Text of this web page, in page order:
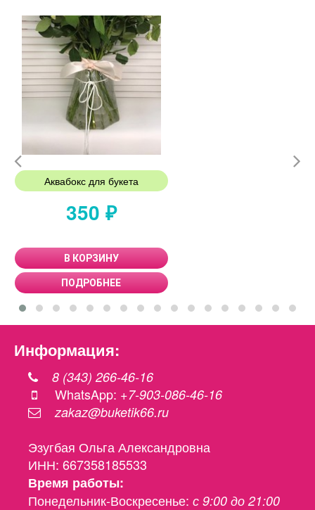
Аквабокс для букета
350 ₽
В КОРЗИНУ
ПОДРОБНЕЕ
Информация:
8 (343) 266-46-16
WhatsApp: +7-903-086-46-16
zakaz@buketik66.ru
Эзугбая Ольга Александровна
ИНН: 667358185533
Время работы:
Понедельник-Воскресенье: с 9:00 до 21:00